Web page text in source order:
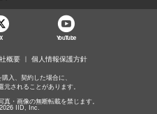
X YouTube
概要 個人情報保護方針
入、契約した場合に、
されることがあります。
・画像の無断転載を禁じます。
IID, Inc.